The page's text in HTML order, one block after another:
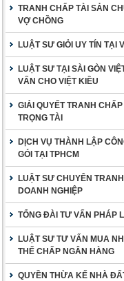
TRANH CHẤP TÀI SẢN
VỢ CHỒNG
LUẬT SƯ GIỎI UY TÍN TẠI
LUẬT SƯ TẠI SÀI GÒN
VẤN CHO VIỆT KIỀU
GIẢI QUYẾT TRANH
TRỌNG TÀI
DỊCH VỤ THÀNH LẬP
GÓI TẠI TPHCM
LUẬT SƯ CHUYÊN
DOANH NGHIỆP
TỔNG ĐÀI TƯ VẤN PHÁP
LUẬT SƯ TƯ VẤN MUA
THẾ CHẤP NGÂN HÀNG
QUYỀN THỪA KẾ NHÀ